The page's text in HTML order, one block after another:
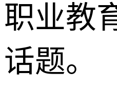
职业教
话题。